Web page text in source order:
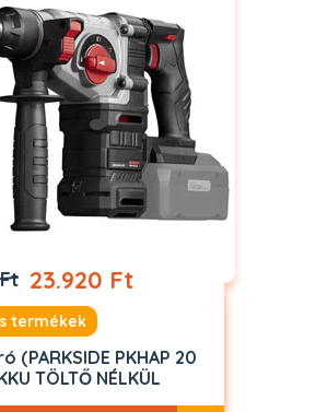
23.920 Ft
termékek
(PARKSIDE PKHAP 20
TÖLTŐ NÉLKÜL